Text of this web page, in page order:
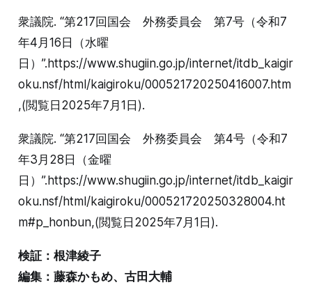
衆議院. “第217回国会 外務委員会 第7号（令和7
年4月16日（水曜
日）”.https://www.shugiin.go.jp/internet/itdb_kaigir
oku.nsf/html/kaigiroku/000521720250416007.htm
,(閲覧日2025年7月1日).
衆議院. “第217回国会 外務委員会 第4号（令和7
年3月28日（金曜
日）”.https://www.shugiin.go.jp/internet/itdb_kaigir
oku.nsf/html/kaigiroku/000521720250328004.ht
m#p_honbun,(閲覧日2025年7月1日).
検証：根津綾子
編集：藤森かもめ、古田大輔